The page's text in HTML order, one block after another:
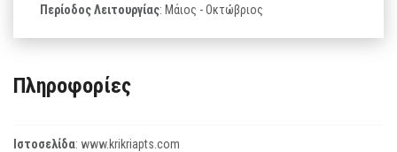
Περίοδος Λειτουργίας: Μάιος - Οκτώβριος
Πληροφορίες
Ιστοσελίδα: www.krikriapts.com